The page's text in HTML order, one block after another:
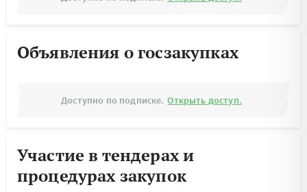
Объявления о госзакупках
Доступно по подписке. Открыть доступ.
Участие в тендерах и
процедурах закупок